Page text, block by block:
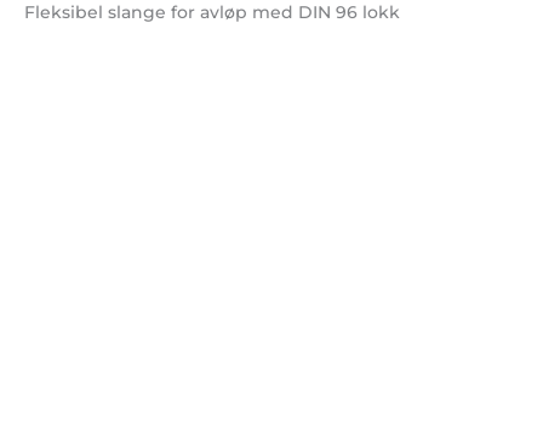
Fleksibel slange for avløp med DIN 96 lokk